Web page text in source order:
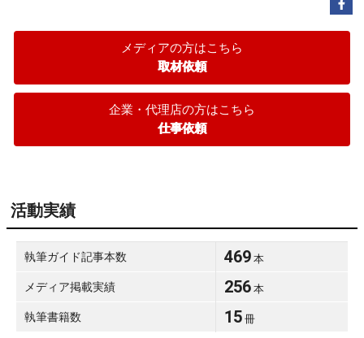
メディアの方はこちら
取材依頼
企業・代理店の方はこちら
仕事依頼
活動実績
執筆ガイド記事本数 469 本
メディア掲載実績 256 本
執筆書籍数 15 冊